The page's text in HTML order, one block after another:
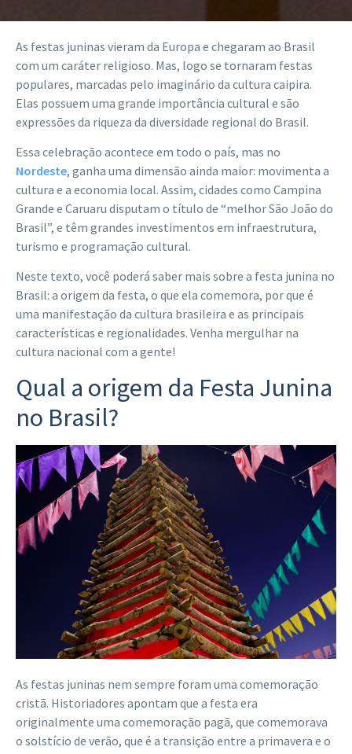
As festas juninas vieram da Europa e chegaram ao Brasil
com um caráter religioso. Mas, logo se tornaram festas
populares, marcadas pelo imaginário da cultura caipira.
Elas possuem uma grande importância cultural e são
expressões da riqueza da diversidade regional do Brasil.
Essa celebração acontece em todo o país, mas no
Nordeste, ganha uma dimensão ainda maior: movimenta a
cultura e a economia local. Assim, cidades como Campina
Grande e Caruaru disputam o título de “melhor São João do
Brasil”, e têm grandes investimentos em infraestrutura,
turismo e programação cultural.
Neste texto, você poderá saber mais sobre a festa junina no
Brasil: a origem da festa, o que ela comemora, por que é
uma manifestação da cultura brasileira e as principais
características e regionalidades. Venha mergulhar na
cultura nacional com a gente!
Qual a origem da Festa Junina
no Brasil?
As festas juninas nem sempre foram uma comemoração
cristã. Historiadores apontam que a festa era
originalmente uma comemoração pagã, que comemorava
o solstício de verão, que é a transição entre a primavera e o